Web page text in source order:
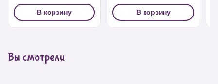
В корзину В корзину
Вы смотрели